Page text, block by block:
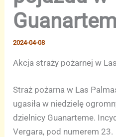
2024-04-08
Akcja straży pożarnej w
Straż pożarna w Las
ugasiła w niedzielę
dzielnicy Guanarteme.
Vergara, pod numerem 23.